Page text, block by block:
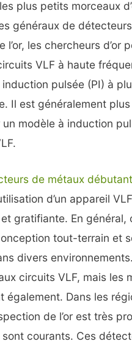
plus petits morceaux
généraux de détecteurs
l’or, les chercheurs d’or
VLF à haute
pulsée (PI) à
Il est généralement
un modèle à induction
de métaux
d’un appareil
gratifiante. En général,
tout-terrain et
divers
circuits VLF, mais les
également. Dans les
de l’or est très
sont courants. Ces